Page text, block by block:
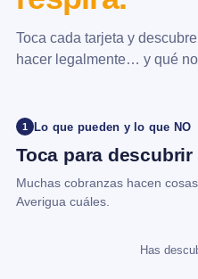
Toca cada tarjeta y
hacer legalmente… y qué
1 Lo que pueden y lo que NO
Toca para descubrir
Muchas cobranzas hacen
Averigua cuáles.
Has